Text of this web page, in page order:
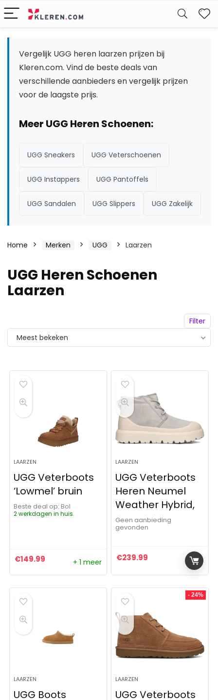
Vergelijk UGG heren laarzen prijzen bij
Kleren.com. Vind de beste deals van
verschillende aanbieders en vergelijk prijzen
voor de laagste prijs.
Meer UGG Heren Schoenen:
UGG Sneakers UGG Veterschoenen
UGG Instappers UGG Pantoffels
UGG Sandalen UGG Slippers UGG Zakelijk
Home Merken UGG Laarzen
UGG Heren Schoenen
Laarzen
Filter
Meest bekeken
LAARZEN
UGG Veterboots
‘Lowmel’ bruin
Beste deal op:
Bol
2 werkdagen in huis
€149.99 + 1 meer
LAARZEN
UGG Veterboots
Heren Neumel
Weather Hybrid,
Geen aanbieding
gevonden
€239.99
LAARZEN
UGG Boots
- 24%
LAARZEN
UGG Veterboots